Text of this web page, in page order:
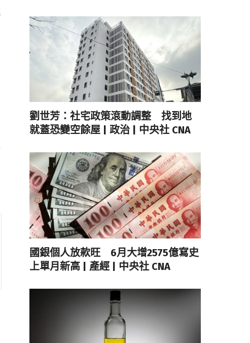
劉世芳：社宅政策滾動調整 找到地
就蓋恐變空餘屋 | 政治 | 中央社 CNA
國銀個人放款旺 6月大增2575億寫史
上單月新高 | 產經 | 中央社 CNA